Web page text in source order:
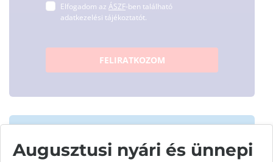
Elfogadom az ÁSZF-ben található
adatkezelési tájékoztatót.
FELIRATKOZOM
Vásárolj nálunk!
Augusztusi nyári és ünnepi